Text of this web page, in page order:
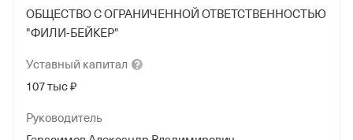
ОБЩЕСТВО С ОГРАНИЧЕННОЙ ОТВЕТСТВЕННОСТЬЮ
"ФИЛИ-БЕЙКЕР"
Уставный капитал
107 тыс ₽
Руководитель